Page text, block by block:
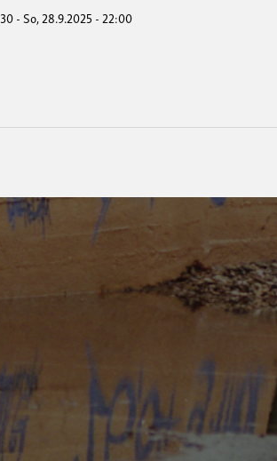
-So, 28.9.2025 - 22:00